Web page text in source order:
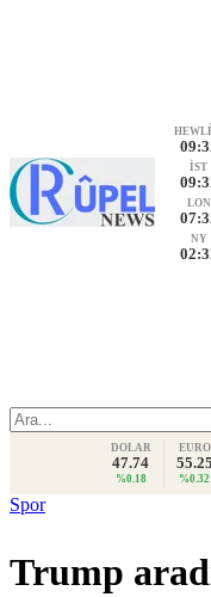
İST
LON
NY
DOLAR
47.74
%0.18
EURO
55.25
%0.32
Spor
Trump